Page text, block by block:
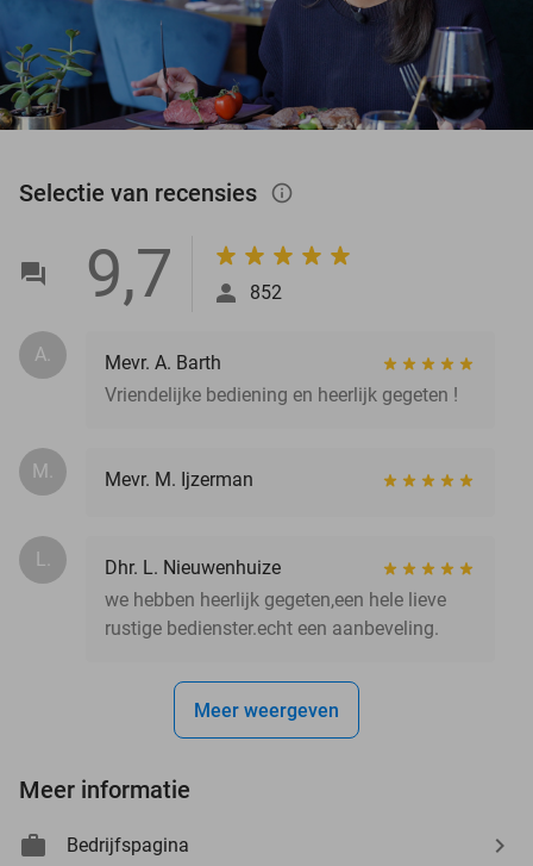
Selectie van recensies info_outlined
9,7 852
A.
Mevr. A. Barth
Vriendelijke bediening en heerlijk gegeten !
M. Mevr. M. Ijzerman
L.
Dhr. L. Nieuwenhuize
we hebben heerlijk gegeten,een hele lieve
rustige bedienster.echt een aanbeveling.
Meer weergeven
Meer informatie
Bedrijfspagina